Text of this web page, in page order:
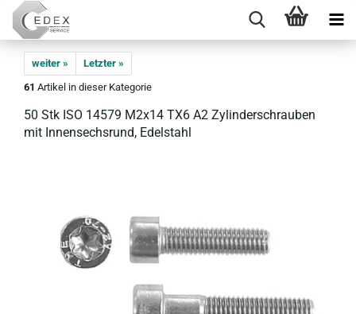
weiter »
Letzter »
61 Artikel in dieser Kategorie
50 Stk ISO 14579 M2x14 TX6 A2 Zy­lin­der­schrau­ben
mit In­nen­sechs­rund, Edel­stahl